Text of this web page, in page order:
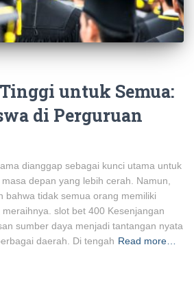
untuk Semua:
di Perguruan
dianggap sebagai kunci utama untuk
depan yang lebih cerah. Namun,
bahwa tidak semua orang memiliki
slot bet 400 Kesenjangan
sumber daya menjadi tantangan nyata
daerah. Di tengah Read more…